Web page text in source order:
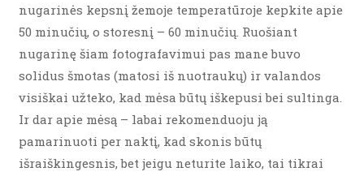
nugarinės kepsnį žemoje temperatūroje kepkite apie
50 minučių, o storesnį – 60 minučių. Ruošiant
nugarinę šiam fotografavimui pas mane buvo
solidus šmotas (matosi iš nuotraukų) ir valandos
visiškai užteko, kad mėsa būtų iškepusi bei sultinga.
Ir dar apie mėsą – labai rekomenduoju ją
pamarinuoti per naktį, kad skonis būtų
išraiškingesnis, bet jeigu neturite laiko, tai tikrai